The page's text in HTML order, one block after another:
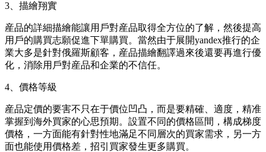
3、描繪翔實
産品的詳細描繪能讓用戶對産品取得全方位的了解，然後提高
用戶的購買志願促進下單購買。當然由于展開yandex推行的企
業大多是針對俄羅斯顧客，産品描繪翻譯過來後還要再進行優
化，消除用戶對産品和企業的不信任。
4、價格等級
産品定價的要害不只在于價位凹凸，而是要精確、適度，精准
掌握到海外買家的心思預期。設置不同的價格區間，構成梯度
價格，一方面能有針對性地滿足不同層次的買家需求，另一方
面也能使用價格差，招引買家發生更多購買。